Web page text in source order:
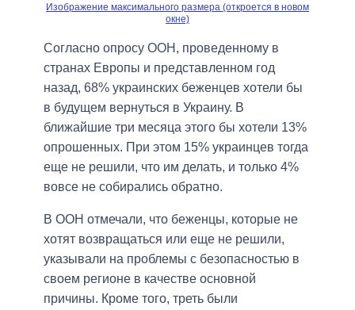
Изображение максимального размера (откроется в новом
окне)
Согласно опросу ООН, проведенному в
странах Европы и представленном год
назад, 68% украинских беженцев хотели бы
в будущем вернуться в Украину. В
ближайшие три месяца этого бы хотели 13%
опрошенных. При этом 15% украинцев тогда
еще не решили, что им делать, и только 4%
вовсе не собирались обратно.
В ООН отмечали, что беженцы, которые не
хотят возвращаться или еще не решили,
указывали на проблемы с безопасностью в
своем регионе в качестве основной
причины. Кроме того, треть были